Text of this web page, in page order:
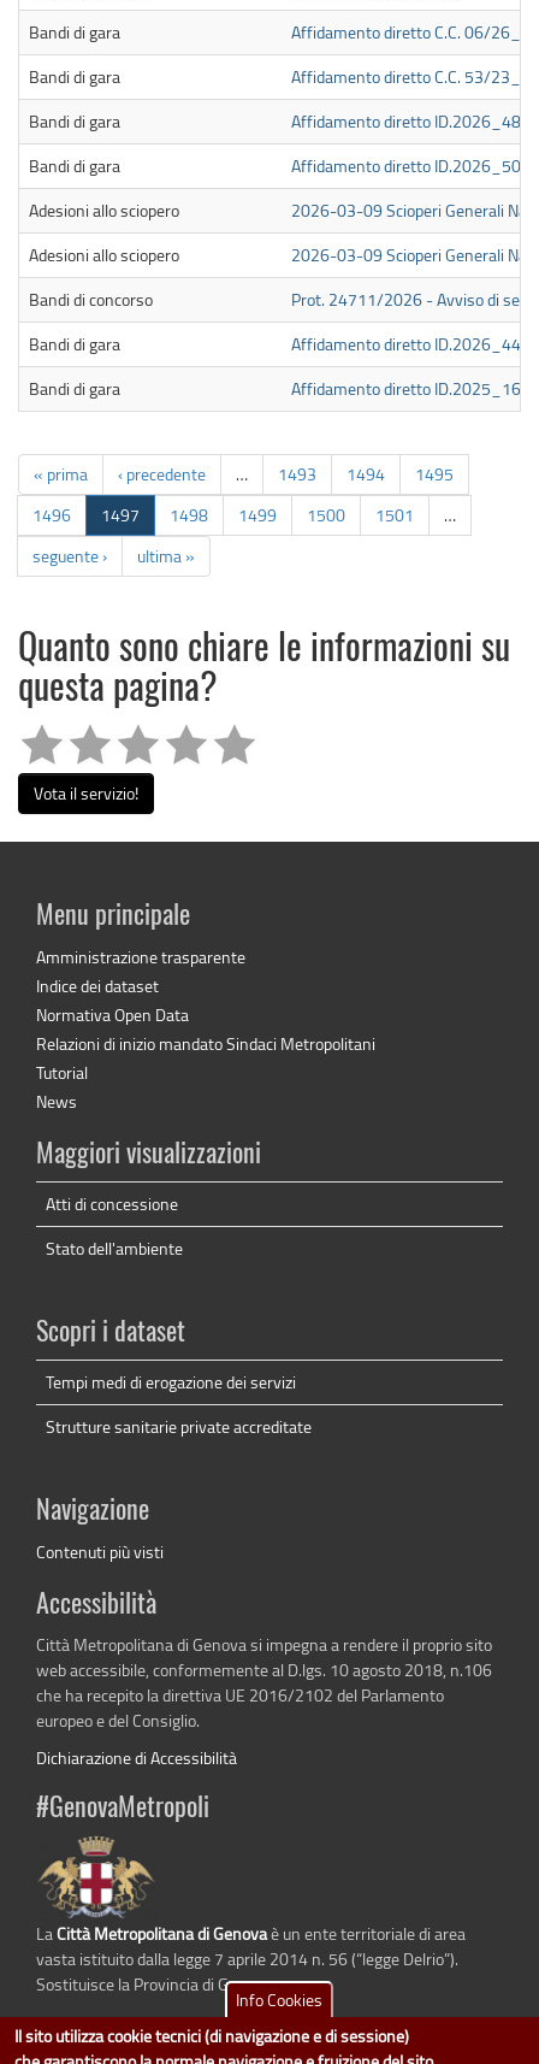
Bandi di gara
Affidamento diretto C.C. 06/
Bandi di gara
Affidamento diretto C.C. 53/
Bandi di gara
Affidamento diretto ID.2026_48
Bandi di gara
Affidamento diretto ID.2026_50
Adesioni allo sciopero
2026-03-09 Scioperi Generali
Adesioni allo sciopero
2026-03-09 Scioperi Generali
Bandi di concorso
Prot. 24711/2026 - Avviso di
Bandi di gara
Affidamento diretto ID.2026_44
Bandi di gara
Affidamento diretto
« prima ‹ precedente … 1493 1494
1495
1496
1497 1498 1499 1500 1501
…
seguente ›
ultima »
Quanto sono chiare le informazioni su
questa pagina?
Vota il servizio!
Menu principale
Amministrazione trasparente
Indice dei dataset
Normativa Open Data
Relazioni di inizio mandato Sindaci Metropolitani
Tutorial
News
Maggiori visualizzazioni
Atti di concessione
Stato dell'ambiente
Scopri i dataset
Tempi medi di erogazione dei servizi
Strutture sanitarie private accreditate
Navigazione
Contenuti più visti
Accessibilità
Città Metropolitana di Genova si impegna a rendere il proprio sito
web accessibile, conformemente al D.lgs. 10 agosto 2018, n.106
che ha recepito la direttiva UE 2016/2102 del Parlamento
europeo e del Consiglio.
Dichiarazione di Accessibilità
#GenovaMetropoli
LaCittà Metropolitana di Genovaè un ente territoriale di area
vasta istituito dalla legge 7 aprile 2014 n. 56 (“legge Delrio”).
Sostituisce la Provincia di Genova.
Info Cookies
Il sito utilizza cookie tecnici (di navigazione e di sessione)